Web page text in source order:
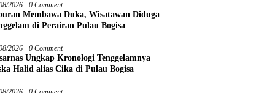
2026 0 Comment
Membawa Duka, Wisatawan Diduga
di Perairan Pulau Bogisa
2026 0 Comment
Ungkap Kronologi Tenggelamnya
Halid alias Cika di Pulau Bogisa